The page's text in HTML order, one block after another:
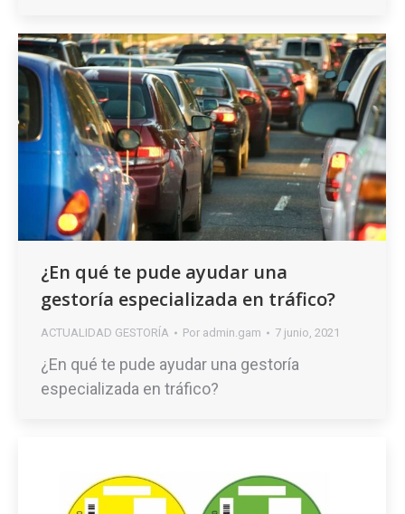
¿En qué te pude ayudar una
gestoría especializada en tráfico?
ACTUALIDAD GESTORÍA Por admin.gam 7 junio, 2021
¿En qué te pude ayudar una gestoría
especializada en tráfico?